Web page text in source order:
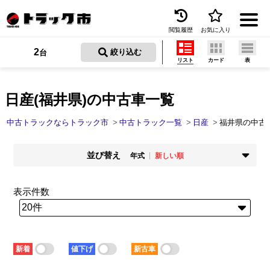
トラック買取
トラック市とは
保存した検索条件
閲覧履歴 お気に入り
日産(福井県)の中古車一覧
2台 絞り込む
リスト カード 表
中古トラックならトラック市 中古トラック一覧 日産 福井県の中古
並び替え 年式
新しい順
新着順
走行距離
少ない順
多い順
価格
安い順
高い順
少ない順
多い順
短い順
表示件数
新着 値下げ 新古車